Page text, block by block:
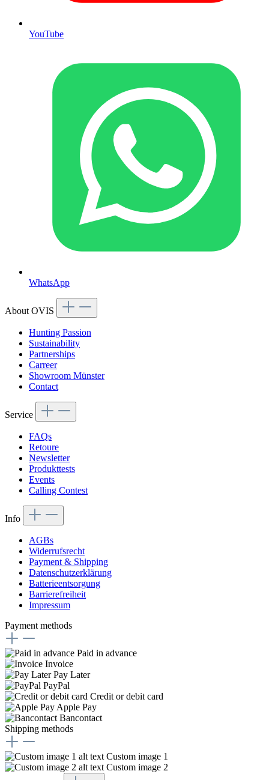
YouTube
WhatsApp
About OVIS
Hunting Passion
Sustainability
Partnerships
Carreer
Showroom Münster
Contact
Service
FAQs
Retoure
Newsletter
Produkttests
Events
Calling Contest
Info
AGBs
Widerrufsrecht
Payment & Shipping
Datenschutzerklärung
Batterieentsorgung
Barrierefreiheit
Impressum
Payment methods
Paid in advance
Invoice
Pay Later
PayPal
Credit or debit card
Apple Pay
Bancontact
Shipping methods
Custom image 1
Custom image 2